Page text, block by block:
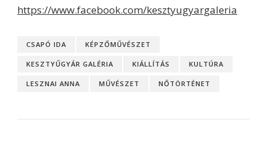
https://www.facebook.com/kesztyugyargaleria
CSAPÓ IDA KÉPZŐMŰVÉSZET
KESZTYŰGYÁR GALÉRIA KIÁLLÍTÁS KULTÚRA
LESZNAI ANNA MŰVÉSZET NŐTÖRTÉNET